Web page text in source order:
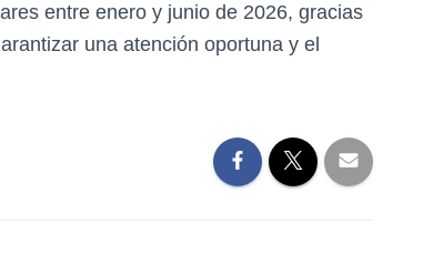
entre enero y junio de 2026, gracias
una atención oportuna y el